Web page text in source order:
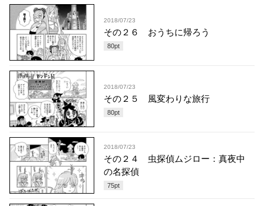
2018/07/23
その２６ おうちに帰ろう
80pt
2018/07/23
その２５ 風変わりな旅行
80pt
2018/07/23
その２４ 虫探偵ムジロー：真夜中
の名探偵
75pt